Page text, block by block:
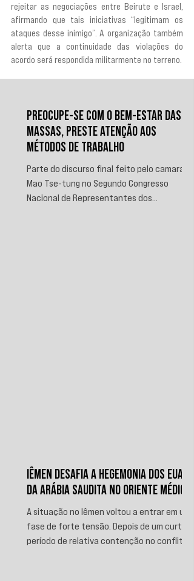
rejeitar as negociações entre Beirute e Israel,
afirmando que tais iniciativas “legitimam os
ataques desse inimigo”. A organização também
alerta que a continuidade das violações do
acordo será respondida militarmente no terreno.
PREOCUPE-SE COM O BEM-ESTAR DAS
MASSAS, PRESTE ATENÇÃO AOS
MÉTODOS DE TRABALHO
Parte do discurso final feito pelo camarada
Mao Tse-tung no Segundo Congresso
Nacional de Representantes dos
IÊMEN DESAFIA A HEGEMONIA DOS EUA E
DA ARÁBIA SAUDITA NO ORIENTE MÉDIO
A situação no Iêmen voltou a entrar em uma
fase de forte tensão. Depois de um curto
período de relativa contenção no conflito,